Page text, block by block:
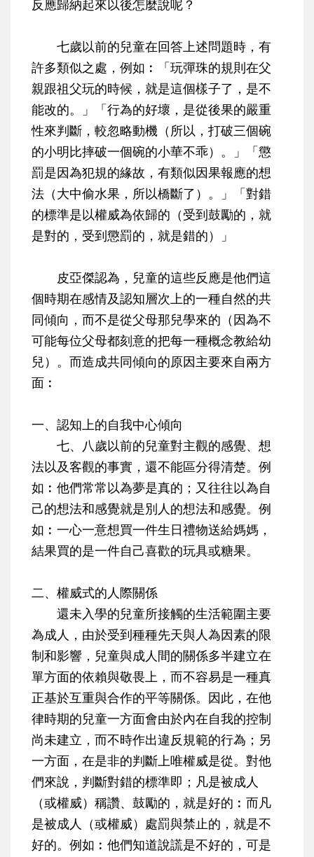
反應歸納起來以後怎麼說呢？
七歲以前的兒童在回答上述問題時，有
許多類似之處，例如︰「玩彈珠的規則在父
親跟祖父玩的時候，就是這個樣子了，是不
能改的。」「行為的好壞，是從後果的嚴重
性來判斷，較忽略動機（所以，打破三個碗
的小明比摔破一個碗的小華不乖）。」「懲
罰是因為犯規的緣故，有類似因果報應的想
法（大中偷水果，所以橋斷了）。」「對錯
的標準是以權威為依歸的（受到鼓勵的，就
是對的，受到懲罰的，就是錯的）」
皮亞傑認為，兒童的這些反應是他們這
個時期在感情及認知層次上的一種自然的共
同傾向，而不是從父母那兒學來的（因為不
可能每位父母都刻意的把每一種概念教給幼
兒）。而造成共同傾向的原因主要來自兩方
面︰
一、認知上的自我中心傾向
七、八歲以前的兒童對主觀的感覺、想
法以及客觀的事實，還不能區分得清楚。例
如︰他們常常以為夢是真的；又往往以為自
己的想法和感覺就是別人的想法和感覺。例
如︰一心一意想買一件生日禮物送給媽媽，
結果買的是一件自己喜歡的玩具或糖果。
二、權威式的人際關係
還未入學的兒童所接觸的生活範圍主要
為成人，由於受到種種先天與人為因素的限
制和影響，兒童與成人間的關係多半建立在
單方面的依賴與敬畏上，而不容易是一種真
正基於互重與合作的平等關係。因此，在他
律時期的兒童一方面會由於內在自我的控制
尚未建立，而不時作出違反規範的行為；另
一方面，在是非的判斷上唯權威是從。對他
們來說，判斷對錯的標準即；凡是被成人
（或權威）稱讚、鼓勵的，就是好的︰而凡
是被成人（或權威）處罰與禁止的，就是不
好的。例如︰他們知道說謊是不好的，可是